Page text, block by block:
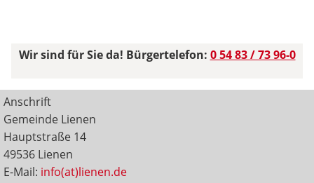
Wir sind für Sie da! Bürgertelefon: 0 54 83 / 73 96-0
Anschrift
Gemeinde Lienen
Hauptstraße 14
49536 Lienen
E-Mail: info(at)lienen.de